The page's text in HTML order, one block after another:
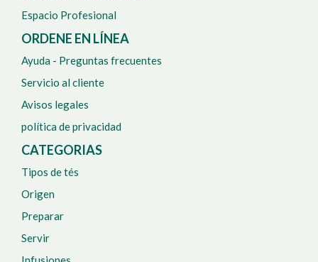
Espacio Profesional
ORDENE EN LÍNEA
Ayuda - Preguntas frecuentes
Servicio al cliente
Avisos legales
política de privacidad
CATEGORIAS
Tipos de tés
Origen
Preparar
Servir